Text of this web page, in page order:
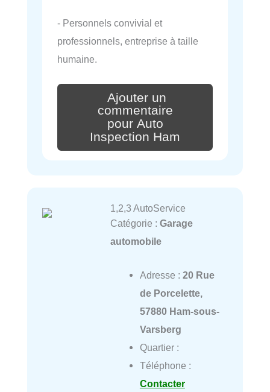
- Personnels convivial et
professionnels, entreprise à taille
humaine.
Ajouter un
commentaire
pour Auto
Inspection Ham
1,2,3 AutoService
Catégorie : Garage
automobile
Adresse : 20 Rue
de Porcelette,
57880 Ham-sous-
Varsberg
Quartier :
Téléphone :
Contacter